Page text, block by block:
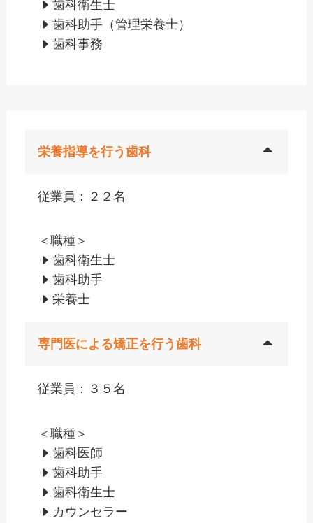
歯科衛生士
歯科助手（管理栄養士）
歯科事務
栄養指導を行う歯科
従業員：２２名
＜職種＞
歯科衛生士
歯科助手
栄養士
専門医による矯正を行う歯科
従業員：３５名
＜職種＞
歯科医師
歯科助手
歯科衛生士
カウンセラー